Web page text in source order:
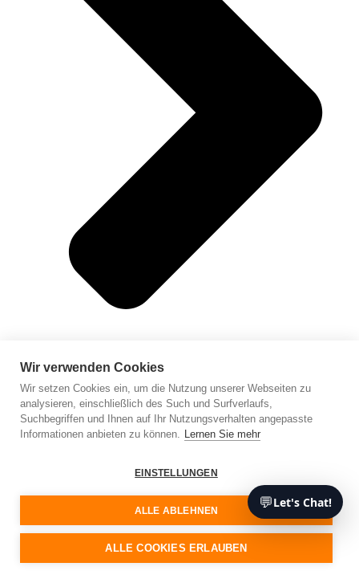
Entwicklung mobiler Anwendungen
💬Let's Chat!
Wir verwenden Cookies
Wir setzen Cookies ein, um die Nutzung unserer Webseiten zu
analysieren, einschließlich des Such und Surfverlaufs,
Suchbegriffen und Ihnen auf Ihr Nutzungsverhalten angepasste
Informationen anbieten zu können. Lernen Sie mehr
EINSTELLUNGEN
ALLE ABLEHNEN
ALLE COOKIES ERLAUBEN